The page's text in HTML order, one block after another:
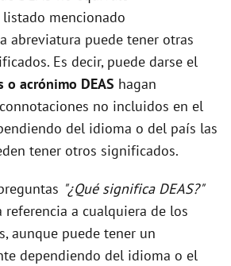
mencionado
abreviatura puede tener otras
Es decir, puede darse el
o acrónimo DEAS hagan
no incluidos en el
del idioma o del país las
tener otros significados.
"¿Qué significa DEAS?"
referencia a cualquiera de los
aunque puede tener un
dependiendo del idioma o el